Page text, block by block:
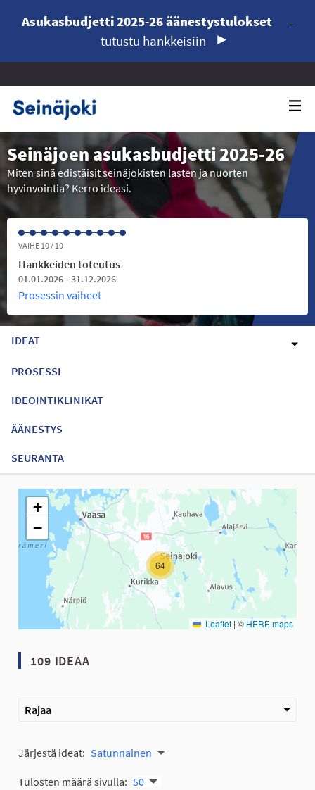
Asukasbudjetti 2025-26 äänestystulokset
-
tutustu hankkeisiin
Seinäjoen asukasbudjetti 2025-26
Miten sinä edistäisit seinäjokisten lasten ja nuorten
hyvinvointia? Kerro ideasi.
VAIHE 10 / 10
Hankkeiden toteutus
01.01.2026 - 31.12.2026
Prosessin vaiheet
IDEAT
PROSESSI
IDEOINTIKLINIKAT
ÄÄNESTYS
SEURANTA
Seuraavassa elementissä on kartta, joka esittää tämän
64
+
−
Leaflet | © HERE maps
109 IDEAA
Rajaa
Järjestä ideat: Satunnainen
Tulosten määrä sivulla: 50